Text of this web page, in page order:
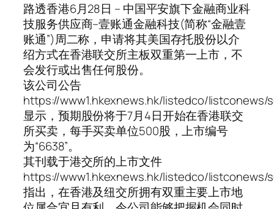
路透香港6月28日 – 中国平安旗下金融商业科
技服务供应商–壹账通金融科技(简称“金融壹
账通”)周二称，申请将其美国存托股份以介
绍方式在香港联交所主板双重第一上市，不
会发行或出售任何股份。
该公司公告
https://www1.hkexnews.hk/listedco/
显示，预期股份将于7月4日开始在香港联交
所买卖，每手买卖单位500股，上市编号
为“6638”。
其刊载于港交所的上市文件
https://www1.hkexnews.hk/listedco/
指出，在香港及纽交所拥有双重主要上市地